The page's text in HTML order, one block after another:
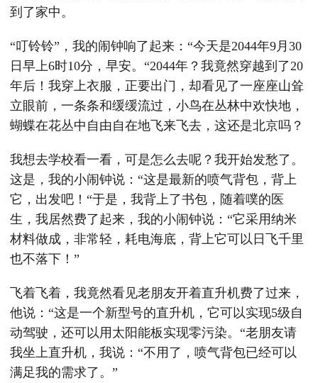
到了家中。
“叮铃铃”，我的闹钟响了起来：“今天是2044年9月30
日早上6时10分，早安。“2044年？我竟然穿越到了20
年后！我穿上衣服，正要出门，却看见了一座座山耸
立眼前，一条条和缓缓流过，小鸟在丛林中欢快地，
蝴蝶在花丛中自由自在地飞来飞去，这还是北京吗？
我想去学校看一看，可是怎么去呢？我开始发愁了。
这是，我的小闹钟说：“这是最新的喷气背包，背上
它，出发吧！“于是，我背上了书包，随着噗的医
生，我居然费了起来，我的小闹钟说：“它采用纳米
材料做成，非常轻，耗电海底，背上它可以日飞千里
也不落下！”
飞着飞着，我竟然看见老朋友开着直升机费了过来，
他说：“这是一个新型号的直升机，它可以实现5级自
动驾驶，还可以用太阳能板实现零污染。“老朋友请
我坐上直升机，我说：“不用了，喷气背包已经可以
满足我的需求了。”